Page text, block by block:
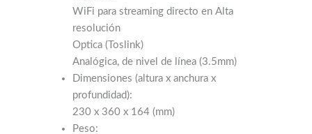
Optica (Toslink)
Analógica, de nivel de línea (3.5mm)
Dimensiones (altura x anchura x
profundidad):
230 x 360 x 164 (mm)
Peso:
7.3 kg
Tensión de entrada: 100-240V 50/60Hz